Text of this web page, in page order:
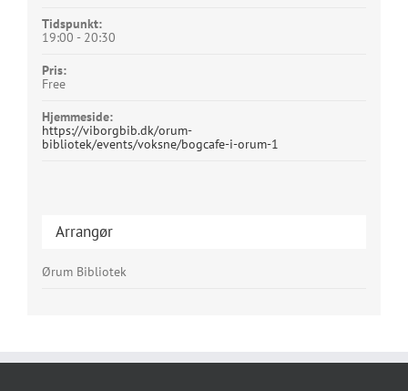
Tidspunkt:
19:00 - 20:30
Pris:
Free
Hjemmeside:
https://viborgbib.dk/orum-
bibliotek/events/voksne/bogcafe-i-orum-1
Arrangør
Ørum Bibliotek